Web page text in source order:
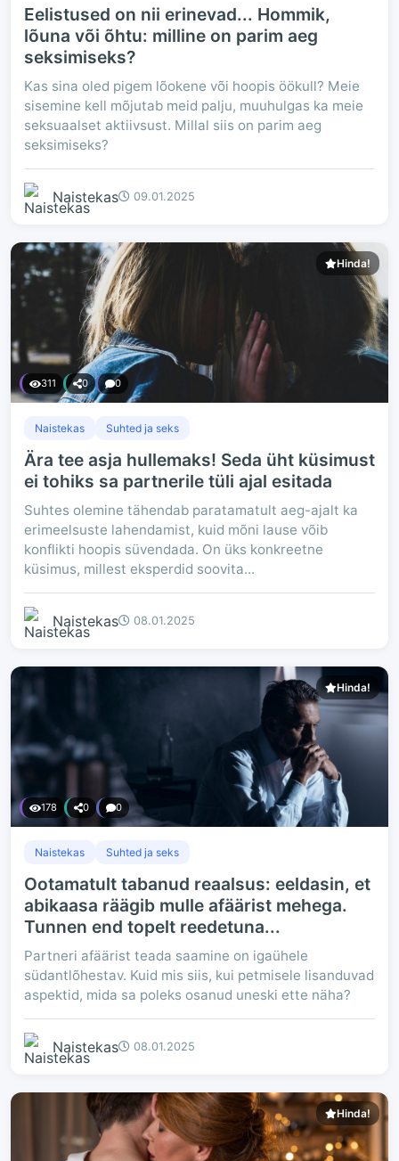
Eelistused on nii erinevad... Hommik,
lõuna või õhtu: milline on parim aeg
seksimiseks?
Kas sina oled pigem lõokene või hoopis öökull? Meie
sisemine kell mõjutab meid palju, muuhulgas ka meie
seksuaalset aktiivsust. Millal siis on parim aeg
seksimiseks?
Naistekas 09.01.2025
Hinda!
311 0 0
Naistekas Suhted ja seks
Ära tee asja hullemaks! Seda üht küsimust
ei tohiks sa partnerile tüli ajal esitada
Suhtes olemine tähendab paratamatult aeg-ajalt ka
erimeelsuste lahendamist, kuid mõni lause võib
konflikti hoopis süvendada. On üks konkreetne
küsimus, millest eksperdid soovita...
Naistekas 08.01.2025
Hinda!
178 0 0
Naistekas Suhted ja seks
Ootamatult tabanud reaalsus: eeldasin, et
abikaasa räägib mulle afäärist mehega.
Tunnen end topelt reedetuna...
Partneri afäärist teada saamine on igaühele
südantlõhestav. Kuid mis siis, kui petmisele lisanduvad
aspektid, mida sa poleks osanud uneski ette näha?
Naistekas 08.01.2025
Hinda!